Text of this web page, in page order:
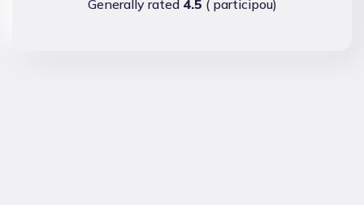
Generally rated 4.5 (participou)